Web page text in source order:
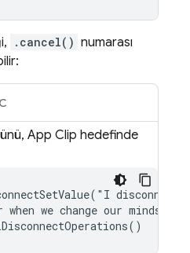
.cancel() numarası
App Clip hedefinde
we change our minds